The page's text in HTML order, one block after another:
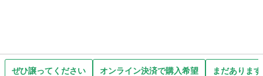
ぜひ譲ってください オンライン決済で購入希望 まだありま